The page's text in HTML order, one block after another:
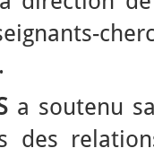
a soutenu
des